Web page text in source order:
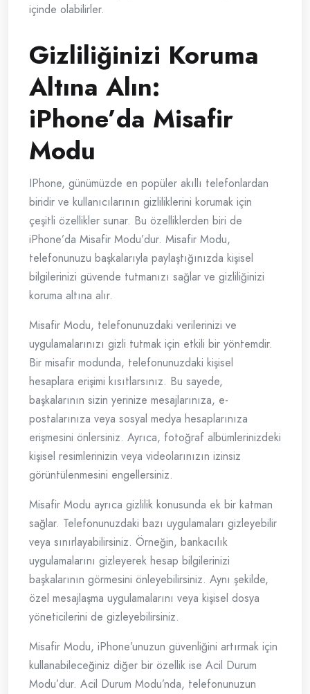
içinde olabilirler.
Gizliliğinizi Koruma
Altına Alın:
iPhone’da Misafir
Modu
IPhone, günümüzde en popüler akıllı telefonlardan
biridir ve kullanıcılarının gizliliklerini korumak için
çeşitli özellikler sunar. Bu özelliklerden biri de
iPhone’da Misafir Modu’dur. Misafir Modu,
telefonunuzu başkalarıyla paylaştığınızda kişisel
bilgilerinizi güvende tutmanızı sağlar ve gizliliğinizi
koruma altına alır.
Misafir Modu, telefonunuzdaki verilerinizi ve
uygulamalarınızı gizli tutmak için etkili bir yöntemdir.
Bir misafir modunda, telefonunuzdaki kişisel
hesaplara erişimi kısıtlarsınız. Bu sayede,
başkalarının sizin yerinize mesajlarınıza, e-
postalarınıza veya sosyal medya hesaplarınıza
erişmesini önlersiniz. Ayrıca, fotoğraf albümlerinizdeki
kişisel resimlerinizin veya videolarınızın izinsiz
görüntülenmesini engellersiniz.
Misafir Modu ayrıca gizlilik konusunda ek bir katman
sağlar. Telefonunuzdaki bazı uygulamaları gizleyebilir
veya sınırlayabilirsiniz. Örneğin, bankacılık
uygulamalarını gizleyerek hesap bilgilerinizi
başkalarının görmesini önleyebilirsiniz. Aynı şekilde,
özel mesajlaşma uygulamalarını veya kişisel dosya
yöneticilerini de gizleyebilirsiniz.
Misafir Modu, iPhone’unuzun güvenliğini artırmak için
kullanabileceğiniz diğer bir özellik ise Acil Durum
Modu’dur. Acil Durum Modu’nda, telefonunuzun